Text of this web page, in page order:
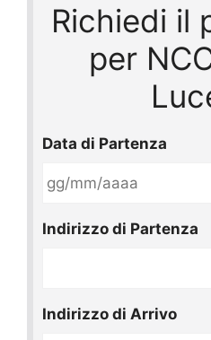
Richiedi il
per
Data di Partenza
slash
Indirizzo di Partenza
Indirizzo di Arrivo